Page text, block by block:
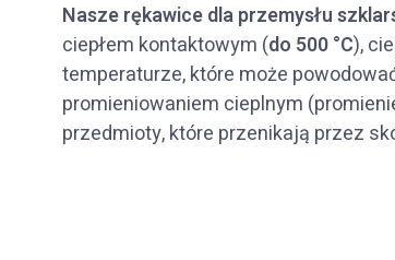
Nasze rękawice dla przemysłu
ciepłem kontaktowym (do 500 °C),
temperaturze, które może
promieniowaniem cieplnym
przedmioty, które przenikają przez